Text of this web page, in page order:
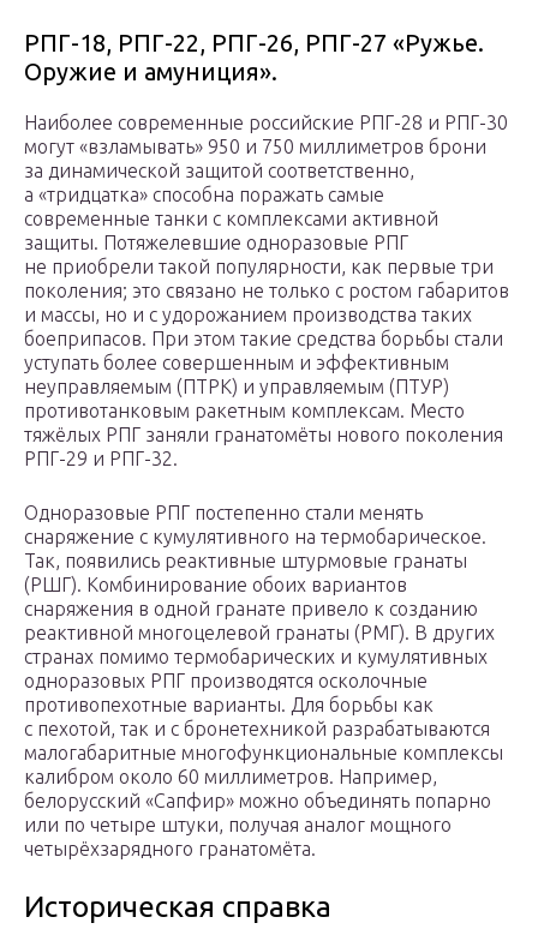
РПГ-18, РПГ-22, РПГ-26, РПГ-27 «Ружье.
Оружие и амуниция».
Наиболее современные российские РПГ-28 и РПГ-30
могут «взламывать» 950 и 750 миллиметров брони
за динамической защитой соответственно,
а «тридцатка» способна поражать самые
современные танки с комплексами активной
защиты. Потяжелевшие одноразовые РПГ
не приобрели такой популярности, как первые три
поколения; это связано не только с ростом габаритов
и массы, но и с удорожанием производства таких
боеприпасов. При этом такие средства борьбы стали
уступать более совершенным и эффективным
неуправляемым (ПТРК) и управляемым (ПТУР)
противотанковым ракетным комплексам. Место
тяжёлых РПГ заняли гранатомёты нового поколения
РПГ-29 и РПГ-32.
Одноразовые РПГ постепенно стали менять
снаряжение с кумулятивного на термобарическое.
Так, появились реактивные штурмовые гранаты
(РШГ). Комбинирование обоих вариантов
снаряжения в одной гранате привело к созданию
реактивной многоцелевой гранаты (РМГ). В других
странах помимо термобарических и кумулятивных
одноразовых РПГ производятся осколочные
противопехотные варианты. Для борьбы как
с пехотой, так и с бронетехникой разрабатываются
малогабаритные многофункциональные комплексы
калибром около 60 миллиметров. Например,
белорусский «Сапфир» можно объединять попарно
или по четыре штуки, получая аналог мощного
четырёхзарядного гранатомёта.
Историческая справка